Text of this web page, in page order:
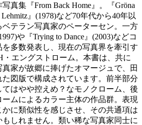
真集『From Back Home』。『Gröna
』(1978)など70年代から40年以
ベテラン写真家のペーターセン。一方
や『Trying to Dance』(2003)などコ
多数発表し、現在の写真界を牽引す
・エングストローム。本書は、共に
家が故郷に捧げたオマージュで、田
図版で構成されています。前半部分
はやや控えめ？なモノクローム、後
ムによるカラー主体の作品群。表現
に類似性を感じさせ、その共通項は
しれません。類い稀な写真家同士に